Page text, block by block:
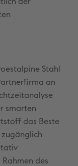
Stahl
an
smarten
das Beste
zugänglich
des